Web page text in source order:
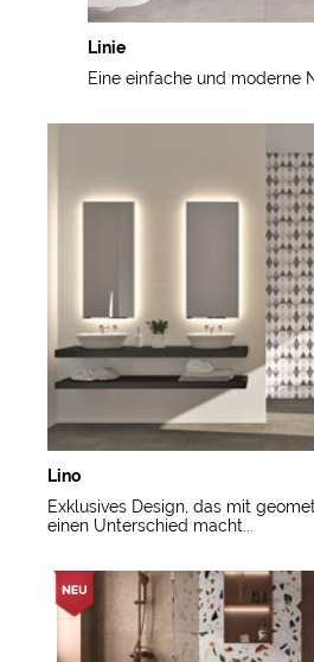
Linie
Eine einfache und moderne
Lino
Exklusives Design, das mit
einen Unterschied macht...